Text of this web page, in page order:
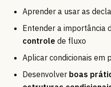
Aprender a usar as
Entender a importância
controle de fluxo
Aplicar condicionais em
Desenvolver boas